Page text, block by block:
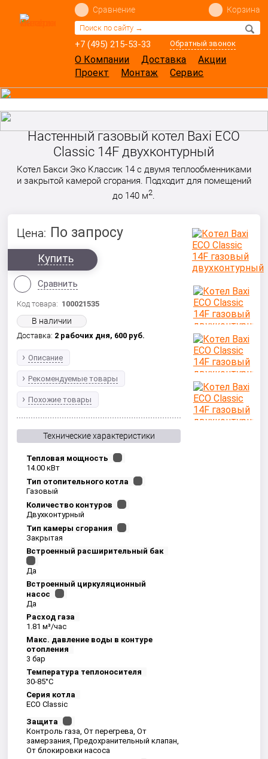
+7 (495) 215-53-33 Обратный звонок
Сравнение Корзина
О Компании Доставка
Акции
Проект
Монтаж Сервис
Настенный газовый котел Baxi ECO
Classic 14F двухконтурный
Котел Бакси Эко Классик 14 с двумя теплообменниками
и закрытой камерой сгорания. Подходит для помещений
до 140 м2.
Цена: По запросу
Купить
Сравнить
Код товара: 100021535
В наличии
Доставка: 2 рабочих дня, 600 руб.
Описание
Рекомендуемые товары
Похожие товары
Технические характеристики
Тепловая мощность
14.00 кВт
Тип отопительного котла
Газовый
Количество контуров
Двухконтурный
Тип камеры сгорания
Закрытая
Встроенный расширительный бак
Да
Встроенный циркуляционный
насос
Да
Расход газа
1.81 м³/час
Макс. давление воды в контуре
отопления
3 бар
Температура теплоносителя
30-85°С
Серия котла
ECO Classic
Защита
Контроль газа, От перегрева, От
замерзания, Предохранительный клапан,
От блокировки насоса